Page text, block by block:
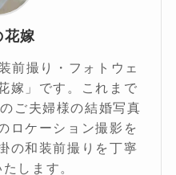
花嫁
前撮り・フォトウェ
嫁」です。これまで
ご夫婦様の結婚写真
ロケーション撮影を
の和装前撮りを丁寧
します。